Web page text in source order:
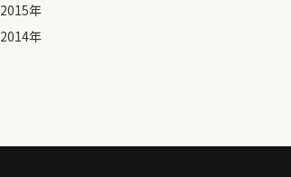
2015年
2014年